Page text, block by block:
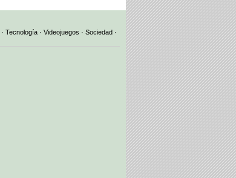
· Tecnología · Videojuegos · Sociedad ·